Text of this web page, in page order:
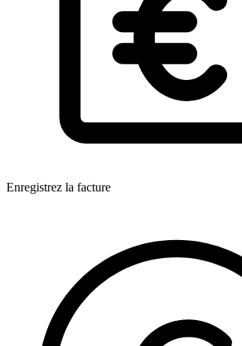
Enregistrez la facture